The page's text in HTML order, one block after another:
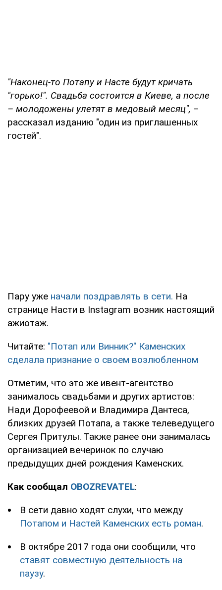
"Наконец-то Потапу и Насте будут кричать
"горько!". Свадьба состоится в Киеве, а после
– молодожены улетят в медовый месяц", –
рассказал изданию "один из приглашенных
гостей".
Пару уже начали поздравлять в сети. На
странице Насти в Instagram возник настоящий
ажиотаж.
Читайте: "Потап или Винник?" Каменских
сделала признание о своем возлюбленном
Отметим, что это же ивент-агентство
занималось свадьбами и других артистов:
Нади Дорофеевой и Владимира Дантеса,
близких друзей Потапа, а также телеведущего
Сергея Притулы. Также ранее они занималась
организацией вечеринок по случаю
предыдущих дней рождения Каменских.
Как сообщал OBOZREVATEL:
В сети давно ходят слухи, что между
Потапом и Настей Каменских есть роман.
В октябре 2017 года они сообщили, что
ставят совместную деятельность на
паузу.